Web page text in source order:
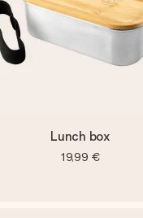
Lunch box
19,99 €